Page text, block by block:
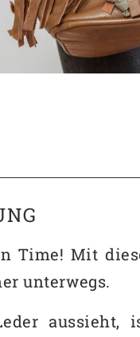
Time! Mit
unterwegs.
aussieht,